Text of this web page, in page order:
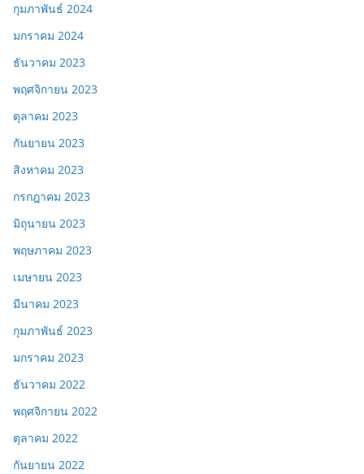
กุมภาพันธ์ 2024
มกราคม 2024
ธันวาคม 2023
พฤศจิกายน 2023
ตุลาคม 2023
กันยายน 2023
สิงหาคม 2023
กรกฎาคม 2023
มิถุนายน 2023
พฤษภาคม 2023
เมษายน 2023
มีนาคม 2023
กุมภาพันธ์ 2023
มกราคม 2023
ธันวาคม 2022
พฤศจิกายน 2022
ตุลาคม 2022
กันยายน 2022